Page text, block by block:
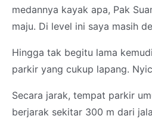
medannya kayak apa, Pak
maju. Di level ini saya masih
Hingga tak begitu lama
parkir yang cukup lapang.
Secara jarak, tempat parkir
berjarak sekitar 300 m dari